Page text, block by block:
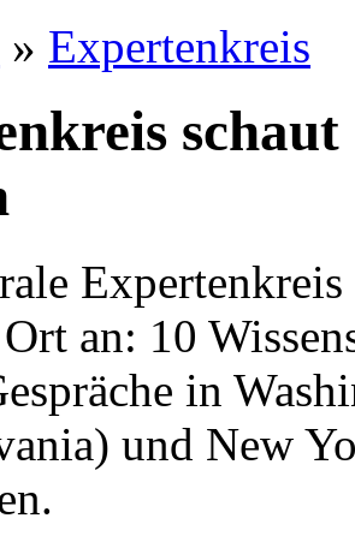
» Expertenkreis
an: 10
in
und New